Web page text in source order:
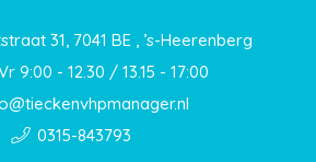
31, 7041 BE , ’s-Heerenberg
9:00 - 12.30 / 13.15 - 17:00
0315-843793